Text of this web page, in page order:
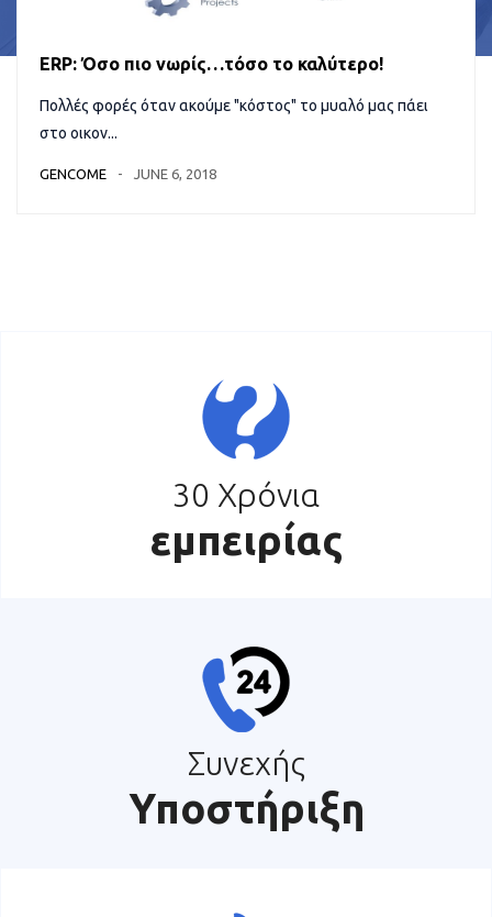
ERP: Όσο πιο νωρίς…τόσο το καλύτερο!
Πολλές φορές όταν ακούμε "κόστος" το μυαλό μας πάει
στο οικον...
GENCOME JUNE 6, 2018
30 Χρόνια
εμπειρίας
Συνεχής
Υποστήριξη